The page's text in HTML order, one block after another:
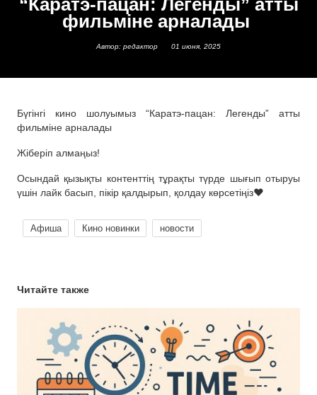
“Каратэ-пацан: Легенды” атты
фильміне арналады
Автор: редактор 01 июня, 2025
Бүгінгі кино шолуымыз “Каратэ-пацан: Легенды” атты
фильміне арналады
Жіберіп алмаңыз!
Осындай қызықты контенттің тұрақты түрде шығып отыруы
үшін лайк басып, пікір қалдырып, қолдау көрсетіңіз❤
Афиша Кино новинки новости
Читайте также